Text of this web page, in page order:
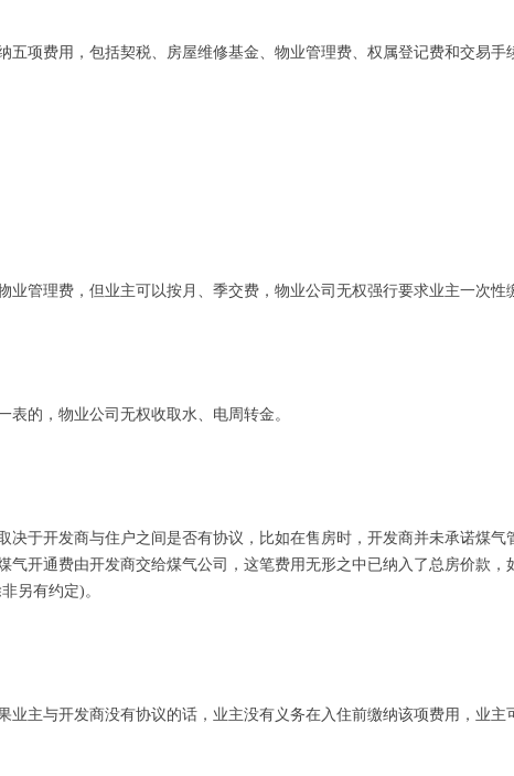
五项费用，包括契税、房屋维修基金、物业管理费、权属登记费和交易
业管理费，但业主可以按月、季交费，物业公司无权强行要求业主一次
的，物业公司无权收取水、电周转金。
决于开发商与住户之间是否有协议，比如在售房时，开发商并未承诺煤
气开通费由开发商交给煤气公司，这笔费用无形之中已纳入了总房价款
另有约定)。
业主与开发商没有协议的话，业主没有义务在入住前缴纳该项费用，业